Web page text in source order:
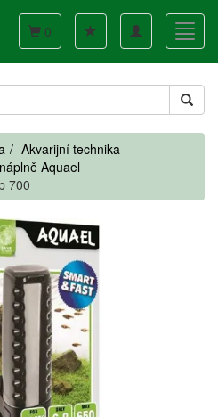
Toggle
navigation
0
Akvarijní technika
Aquael
700